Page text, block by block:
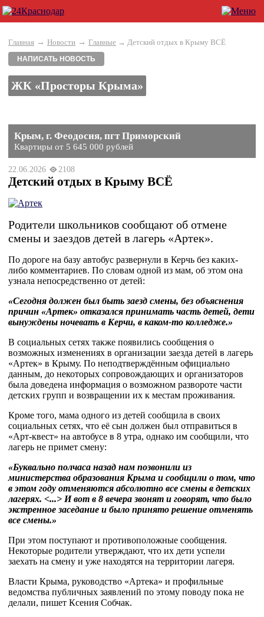
Главная → Новости → Главные → Детский отдых в Крыму ВСЁ
НАПИСАТЬ НОВОСТЬ
ЖК «Просторы Крыма»
Крым, г. Феодосия, пгт Приморский
Квартиры от 5 645 000 рублей
22.06.2026 2108
Детский отдых в Крыму ВСЁ
Родители школьников сообщают об отмене
смены и заездов детей в лагерь «Артек».
По дороге на базу автобус развернули в Керчь без каких-
либо комментариев. По словам одной из мам, об этом она
узнала непосредственно от детей:
«Сегодня должен был быть заезд смены, без объяснения
причин «Артек» отказался принимать часть детей, дети
вынуждены ночевать в Керчи, в каком-то колледже.»
В социальных сетях также появились сообщения о
возможных изменениях в организации заезда детей в лагерь
«Артек» в Крыму. По неподтверждённым официально
данным, до некоторых сопровождающих и организаторов
была доведена информация о возможном развороте части
детских групп и возвращении их к местам проживания.
Кроме того, мама одного из детей сообщила в своих
социальных сетях, что её сын должен был отправиться в
«Арт-квест» на автобусе в 8 утра, однако им сообщили, что
лагерь не примет смену:
«Буквально полчаса назад нам позвонили из
министерства образования Крыма и сообщили о том, что
в этом году отменяются абсолютно все смены в детских
лагерях. <...> И вот в 8 вечера звонят и говорят, что было
экстренное заседание и было принято решение отменять
все смены.»
При этом поступают и противоположные сообщения.
Некоторые родители утверждают, что их дети успели
заехать на смену и уже находятся на территории лагеря.
Власти Крыма, руководство «Артека» и профильные
ведомства публичных заявлений по этому поводу пока не
делали, пишет Ксения Собчак.